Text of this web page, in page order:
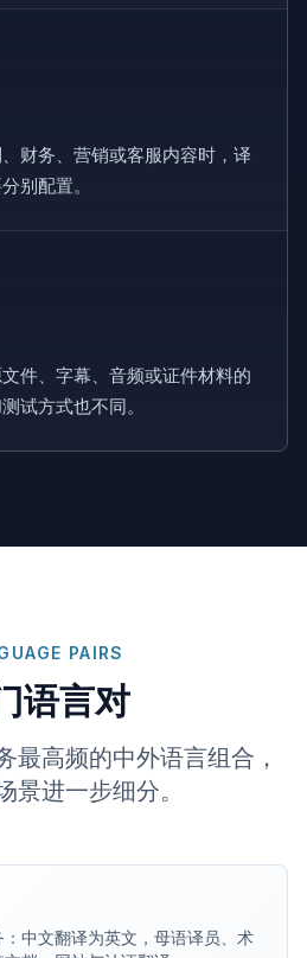
财务、营销或客服内容时，译
别配置。
件、字幕、音频或证件材料的
试方式也不同。
PAIRS
语言对
最高频的中外语言组合，
景进一步细分。
中文翻译为英文，母语译员、术